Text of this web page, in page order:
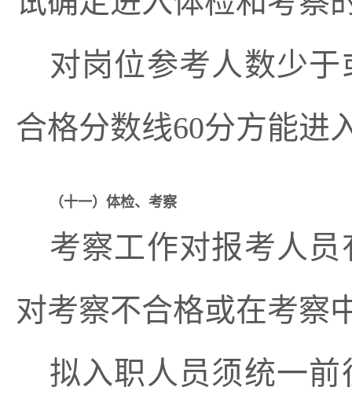
对岗位参考人数少
合格分数线60分方能进
（十一） 体检、考察
考察工作对报考人员
对考察不合格或在考察
拟入职人员须统一